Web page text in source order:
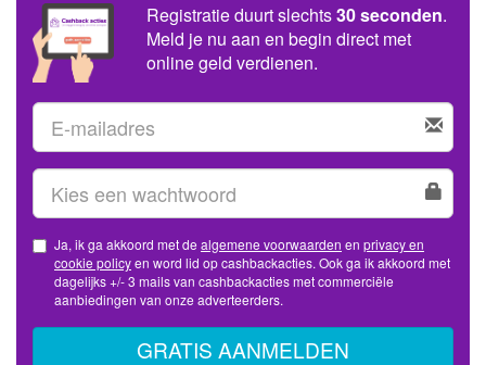
Registratie duurt slechts30 seconden.
Meld je nu aan en begin direct met
online geld verdienen.
Ja, ik ga akkoord met de algemene voorwaarden en privacy en
cookie policy
dagelijks +/- 3 mails van cashbackacties met commerciële
aanbiedingen van onze adverteerders.
GRATIS AANMELDEN